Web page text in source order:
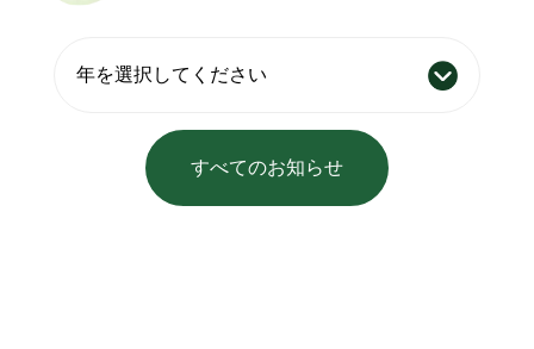
すべてのお知らせ